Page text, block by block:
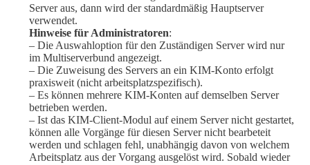
Server aus, dann wird der standardmäßig Hauptserver
verwendet.
Hinweise für Administratoren:
– Die Auswahloption für den Zuständigen Server wird nur
im Multiserverbund angezeigt.
– Die Zuweisung des Servers an ein KIM-Konto erfolgt
praxisweit (nicht arbeitsplatzspezifisch).
– Es können mehrere KIM-Konten auf demselben Server
betrieben werden.
– Ist das KIM-Client-Modul auf einem Server nicht gestartet,
können alle Vorgänge für diesen Server nicht bearbeteit
werden und schlagen fehl, unabhängig davon von welchem
Arbeitsplatz aus der Vorgang ausgelöst wird. Sobald wieder